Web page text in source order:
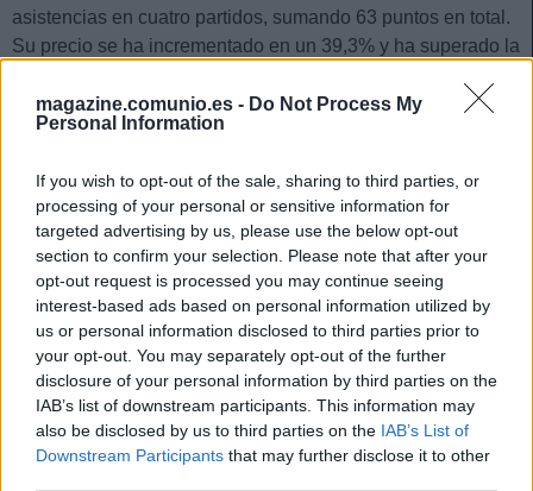
magazine.comunio.es - Do Not Process My
Personal Information
If you wish to opt-out of the sale, sharing to third parties, or
processing of your personal or sensitive information for
targeted advertising by us, please use the below opt-out
section to confirm your selection. Please note that after your
opt-out request is processed you may continue seeing
interest-based ads based on personal information utilized by
us or personal information disclosed to third parties prior to
your opt-out. You may separately opt-out of the further
disclosure of your personal information by third parties on the
IAB’s list of downstream participants. This information may
also be disclosed by us to third parties on the IAB’s List of
Downstream Participants that may further disclose it to other
asistencias en cuatro partidos, sumando 63 puntos en total.
Su precio se ha incrementado en un 39,3% y ha superado la
Vinícius Júnior también destacó en septiembre con 2 goles,
pujas para llevárselo y un incremento de precio de 7,7
millones, prácticamente el doble de lo que costaba el
pasado 31 de agosto.
Otros futbolistas cuyos valores se han disparado en el mes
han sido Gonzalo Guedes (+5,5 millones), el nuevo fichaje
del Barça Luuk de Jong (+5,4 millones), Camavinga (+5,3
millones) y un Ansu Fati que finalmente reapareció tras más
de 10 meses lesionado (+4,2 millones).
El 11 ideal de septiembre (21/22): Benzema sigue